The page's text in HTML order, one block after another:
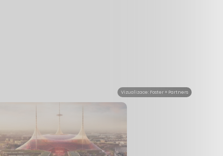
Vizualizace: Foster + Partners